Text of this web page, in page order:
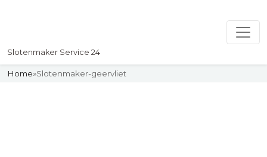
Slotenmaker Service 24
Home»Slotenmaker-geervliet